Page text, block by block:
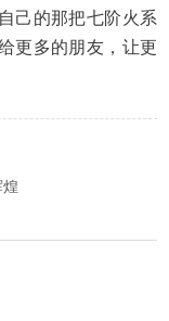
己的那把七阶火系
更多的朋友，让更